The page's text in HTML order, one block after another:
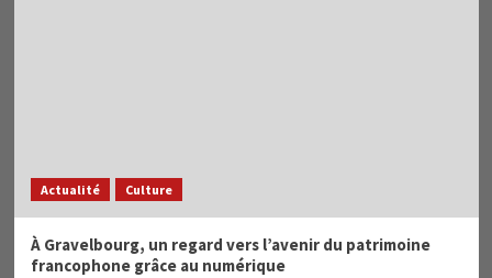
Actualité Culture
À Gravelbourg, un regard vers l’avenir du patrimoine
francophone grâce au numérique